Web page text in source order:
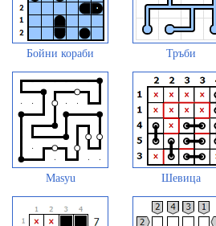
Бойни кораби Тръби
Masyu Шевица